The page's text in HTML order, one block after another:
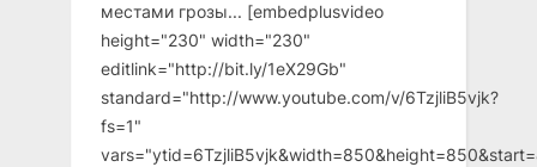
местами грозы... [embedplusvideo
height="230" width="230"
editlink="http://bit.ly/1eX29Gb"
standard="http://www.youtube.com/v/6TzjliB5vjk?
fs=1"